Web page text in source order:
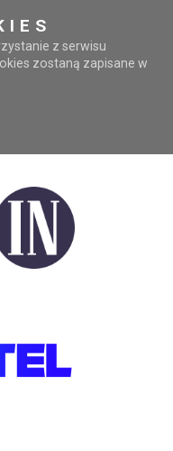
z serwisu
zostaną zapisane w